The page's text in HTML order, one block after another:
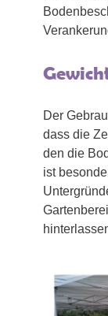
Der
dass die
den die
ist